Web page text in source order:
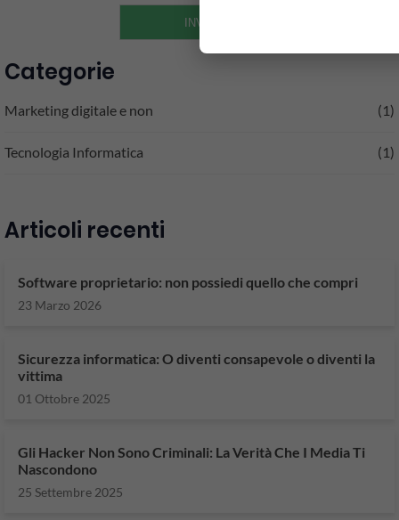
INVIA
Categorie
Marketing digitale e non (1)
Tecnologia Informatica (1)
Articoli recenti
Software proprietario: non possiedi quello che compri
23 Marzo 2026
Sicurezza informatica: O diventi consapevole o diventi la
vittima
01 Ottobre 2025
Gli Hacker Non Sono Criminali: La Verità Che I Media Ti
Nascondono
25 Settembre 2025